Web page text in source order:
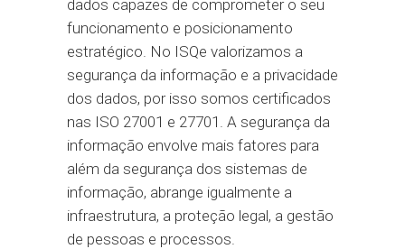
dados capazes de comprometer o seu
funcionamento e posicionamento
estratégico. No ISQe valorizamos a
segurança da informação e a privacidade
dos dados, por isso somos certificados
nas ISO 27001 e 27701. A segurança da
informação envolve mais fatores para
além da segurança dos sistemas de
informação, abrange igualmente a
infraestrutura, a proteção legal, a gestão
de pessoas e processos.